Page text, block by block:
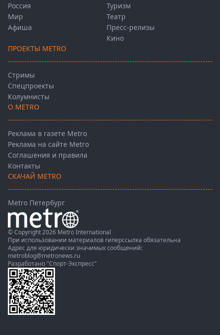
Россия
Мир
Афиша
Туризм
Театр
Пресс-релизы
Кино
ПРОЕКТЫ METRO
Стримы
Спецпроекты
Колумнисты
О METRO
Реклама в газете Metro
Реклама на сайте Metro
Соглашения и правила
Контакты
СКАЧАЙ METRO
Metro Петербург
© Copyright 2026 Metro International
При использовании материалов гиперссылка обязательна
Адрес для юридически значимых сообщений:
metroblog@metronews.ru
Разработано "Спорт-Экспресс"